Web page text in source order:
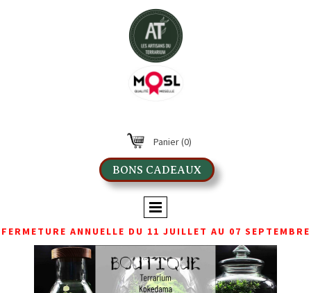
Panier(0)
BONS CADEAUX
FERMETURE ANNUELLE DU 11 JUILLET AU 07 SEPTEMBRE